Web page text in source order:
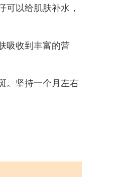
以给肌肤补水，
吸收到丰富的营
。坚持一个月左右